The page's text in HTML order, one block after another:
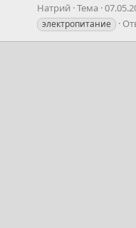
Натрий Тема
электропитание